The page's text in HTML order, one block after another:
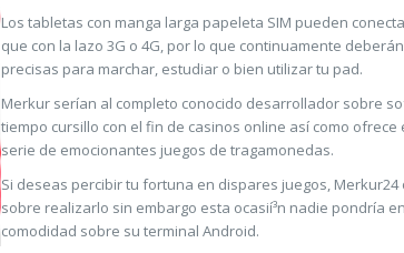
Los tabletas con manga larga papeleta SIM pueden
que con la lazo 3G o 4G, por lo que continuamente
precisas para marchar, estudiar o bien utilizar tu pad.
Merkur serí­an al completo conocido desarrollador sobre
tiempo cursillo con el fin de casinos online así­ como ofrece
serie de emocionantes juegos de tragamonedas.
Si deseas percibir tu fortuna en dispares juegos,
sobre realizarlo sin embargo esta ocasií³n nadie pondrí­a
comodidad sobre su terminal Android.